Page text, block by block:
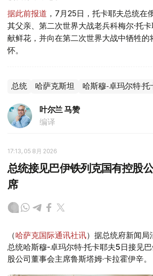
据此前报道 ，7月25日，托卡耶夫总统在
其父亲、第二次世界大战老兵科梅尔·托
献鲜花，并向在第二次世界大战中牺牲的
怀。
总统 哈萨克斯坦 哈斯穆-卓玛尔特·托
叶尔兰 马赞
编译
17:13, 05 8月 2026
总统接见巴伊铁列克国有控股
席
（哈萨克国际通讯社讯）据总统府新闻局
总统哈斯穆-卓玛尔特·托卡耶夫5日接见
股公司董事会主席鲁斯塔姆·卡拉霍伊辛。